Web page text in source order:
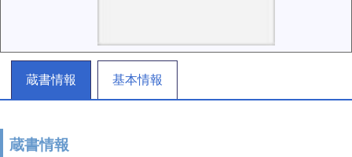
蔵書情報 基本情報
蔵書情報